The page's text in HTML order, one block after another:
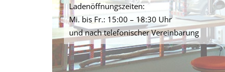
Ladenöffnungszeiten:
Mi. bis Fr.: 15:00 – 18:30 Uhr
und nach telefonischer Vereinbarung